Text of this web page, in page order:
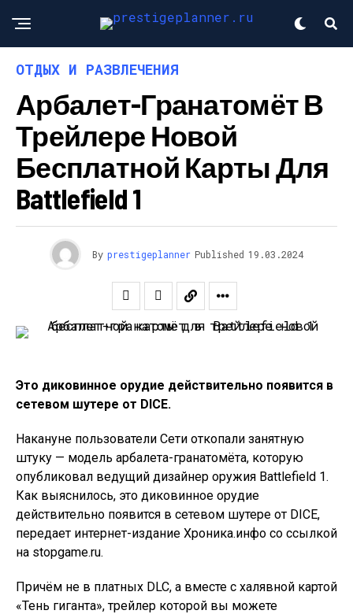
ОТДЫХ И РАЗВЛЕЧЕНИЯ
Арбалет-Гранатомёт В
Трейлере Новой
Бесплатной Карты Для
Battlefield 1
By prestigeplanner Published 19.03.2024
Это диковинное орудие действительно появится в
сетевом шутере от DICE.
Накануне пользователи Сети откопали занятную
штуку — модель арбалета-гранатомёта, которую
опубликовал ведущий дизайнер оружия Battlefield 1.
Как выяснилось, это диковинное орудие
действительно появится в сетевом шутере от DICE,
передает интернет-издание Хроника.инфо со ссылкой
на stopgame.ru.
Причём не в платных DLC, а вместе с халявной картой
«Тень гиганта», трейлер которой вы можете